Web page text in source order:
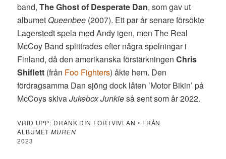
band,The Ghost of Desperate Dan, som gav ut
albumet Queenbee (2007). Ett par år senare försökte
Lagerstedt spela med Andy igen, men The Real
McCoy Band splittrades efter några spelningar i
Finland, då den amerikanska förstärkningenChris
Shiflett (från Foo Fighters) åkte hem. Den
fördragsamma Dan sjöng dock låten ’Motor Bikin’ på
McCoys skivaJukebox Junkieså sent som år 2022.
VRID UPP: DRÄNK DIN FÖRTVIVLAN • FRÅN
ALBUMETMUREN
2023